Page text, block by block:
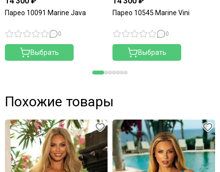
Парео 10091 Marine Java
0
Выбрать
Парео 10545 Marine Vini
0
Выбрать
Похожие товары